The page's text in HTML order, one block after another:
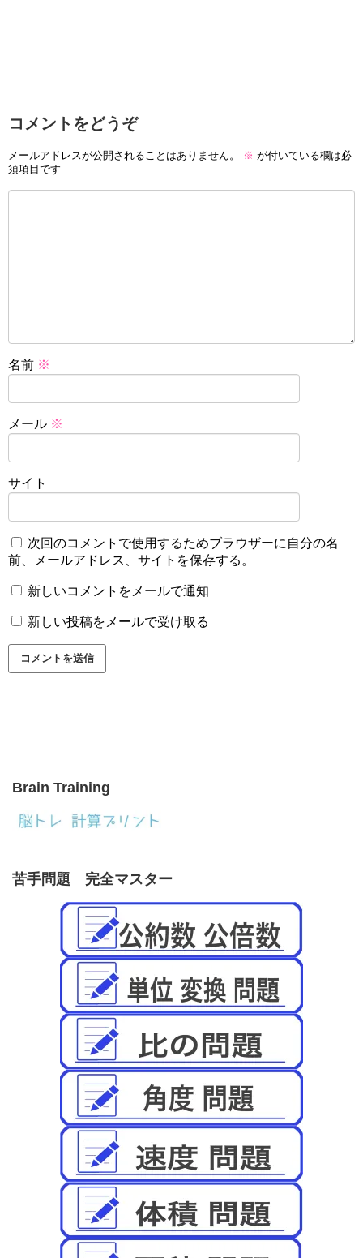
コメントをどうぞ
メールアドレスが公開されることはありません。 ※ が付いている欄は必
須項目です
名前 ※
メール ※
サイト
次回のコメントで使用するためブラウザーに自分の名
前、メールアドレス、サイトを保存する。
新しいコメントをメールで通知
新しい投稿をメールで受け取る
Brain Training
苦手問題 完全マスター